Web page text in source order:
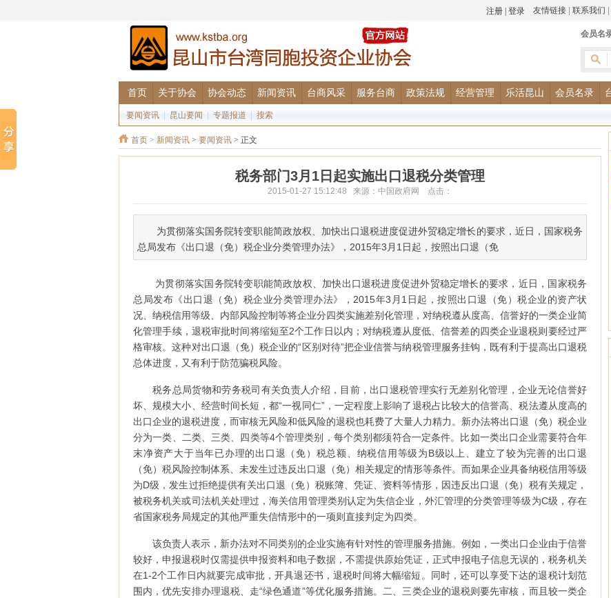
友情链接 联系我们
会员名
首页 关于协会 协会动态 新闻资讯 台商风采 服务台商 政策法规 经营管理 乐活昆山 会员名录
要闻资讯 昆山要闻 专题报道 搜索
首页 > 新闻资讯 > 要闻资讯 > 正文
税务部门3月1日起实施出口退税分类管理
2015-01-27 15:12:48 来源：中国政府网 点击：
为贯彻落实国务院转变职能简政放权、加快出口退税进度促进外贸稳定增长的要求，近日，国家税务
总局发布《出口退（免）税企业分类管理办法》，2015年3月1日起，按照出口退（免
为贯彻落实国务院转变职能简政放权、加快出口退税进度促进外贸稳定增长的要求，近日，国家税务
总局发布《出口退（免）税企业分类管理办法》，2015年3月1日起，按照出口退（免）税企业的资产状
况、纳税信用等级、内部风险控制等将企业分四类实施差别化管理，对纳税遵从度高、信誉好的一类企业简
化管理手续，退税审批时间将缩短至2个工作日以内；对纳税遵从度低、信誉差的四类企业退税则要经过严
格审核。这种对出口退（免）税企业的“区别对待”把企业信誉与纳税管理服务挂钩，既有利于提高出口退税
总体进度，又有利于防范骗税风险。
税务总局货物和劳务税司有关负责人介绍，目前，出口退税管理实行无差别化管理，企业无论信誉好
坏、规模大小、经营时间长短，都“一视同仁”，一定程度上影响了退税占比较大的信誉高、税法遵从度高的
出口企业的退税进度，而审核无风险和低风险的退税也耗费了大量人力精力。新办法将出口退（免）税企业
分为一类、二类、三类、四类等4个管理类别，每个类别都须符合一定条件。比如一类出口企业需要符合年
末净资产大于当年已办理的出口退（免）税总额、纳税信用等级为B级以上、建立了较为完善的出口退
（免）税风险控制体系、未发生过违反出口退（免）相关规定的情形等条件。而如果企业具备纳税信用等级
为D级，发生过拒绝提供有关出口退（免）税账簿、凭证、资料等情形，因违反出口退（免）税有关规定，
被税务机关或司法机关处理过，海关信用管理类别认定为失信企业，外汇管理的分类管理等级为C级，存在
省国家税务局规定的其他严重失信情形中的一项则直接判定为四类。
该负责人表示，新办法对不同类别的企业实施有针对性的管理服务措施。例如，一类出口企业由于信誉
较好，申报退税时仅需提供申报资料和电子数据，不需提供原始凭证，正式申报电子信息无误的，税务机关
在1-2个工作日内就要完成审批，开具退还书，退税时间将大幅缩短。同时，还可以享受下达的退税计划范
围内，优先安排办理退税、走“绿色通道”等优化服务措施。二、三类企业的退税则要先审核，而且较一类企